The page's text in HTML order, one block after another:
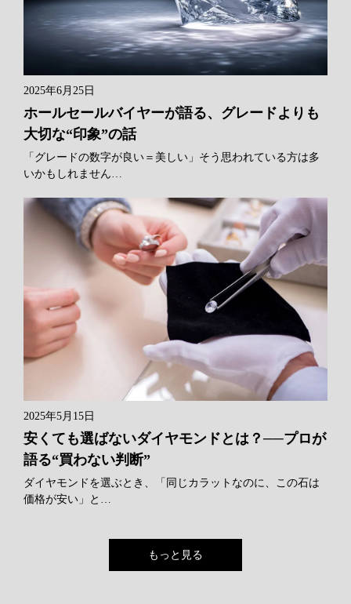
2025年6月25日
ホールセールバイヤーが語る、グレードよりも
大切な“印象”の話
「グレードの数字が良い＝美しい」そう思われている方は多
いかもしれません…
2025年5月15日
安くても選ばないダイヤモンドとは？──プロが
語る“買わない判断”
ダイヤモンドを選ぶとき、「同じカラットなのに、この石は
価格が安い」と…
もっと見る